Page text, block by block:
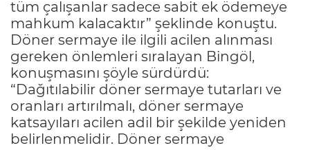
tüm çalışanlar sadece sabit ek ödemeye
mahkum kalacaktır” şeklinde konuştu.
Döner sermaye ile ilgili acilen alınması
gereken önlemleri sıralayan Bingöl,
konuşmasını şöyle sürdürdü:
“Dağıtılabilir döner sermaye tutarları ve
oranları artırılmalı, döner sermaye
katsayıları acilen adil bir şekilde yeniden
belirlenmelidir. Döner sermaye